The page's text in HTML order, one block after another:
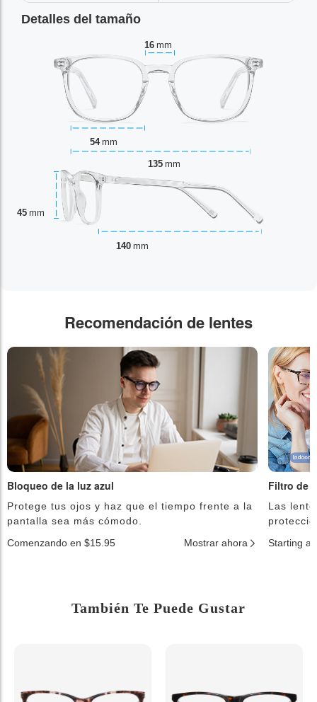
Detalles del tamaño
16 mm
54 mm
45 mm
135 mm
140 mm
Recomendación de lentes
Bloqueo de la luz azul
Protege tus ojos y haz que el tiempo frente a la
pantalla sea más cómodo.
Comenzando en $15.95
Mostrar ahora
Filtro de
Las
Starting at
También Te Puede Gustar